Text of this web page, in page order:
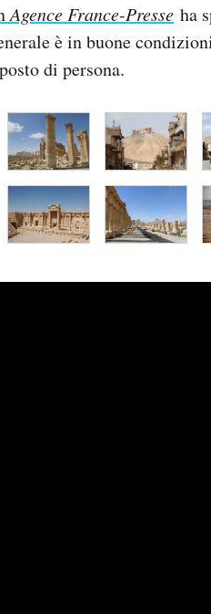
Agence France-Presse ha
è in buone
di persona.